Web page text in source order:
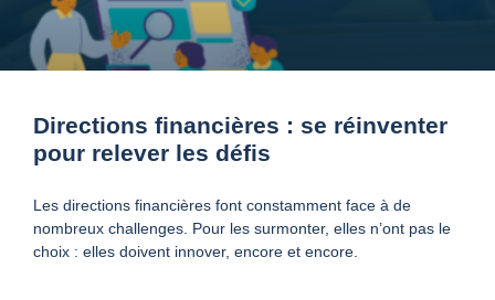
Directions financières : se réinventer
pour relever les défis
Les directions financières font constamment face à de
nombreux challenges. Pour les surmonter, elles n’ont pas le
choix : elles doivent innover, encore et encore.